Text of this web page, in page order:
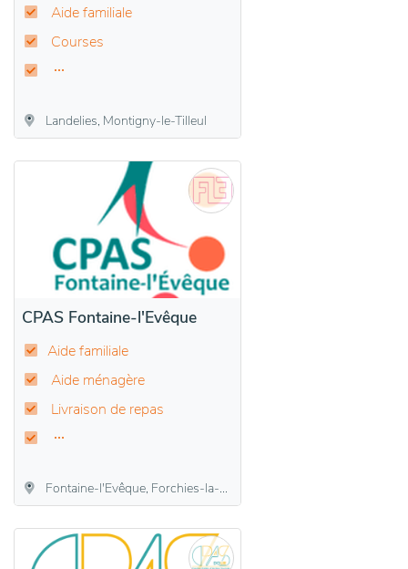
Aide familiale
Courses
Landelies, Montigny-le-Tilleul
CPAS Fontaine-l'Evêque
Aide familiale
Aide ménagère
Livraison de repas
Fontaine-l'Evêque, Forchies-la-Marche, Leernes